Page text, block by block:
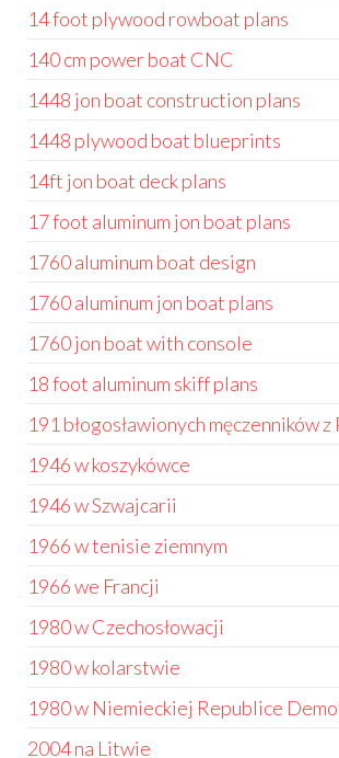
14 foot plywood rowboat plans
140 cm power boat CNC
1448 jon boat construction plans
1448 plywood boat blueprints
14ft jon boat deck plans
17 foot aluminum jon boat plans
1760 aluminum boat design
1760 aluminum jon boat plans
1760 jon boat with console
18 foot aluminum skiff plans
191 błogosławionych męczenników z
1946 w koszykówce
1946 w Szwajcarii
1966 w tenisie ziemnym
1966 we Francji
1980 w Czechosłowacji
1980 w kolarstwie
1980 w Niemieckiej Republice
2004 na Litwie